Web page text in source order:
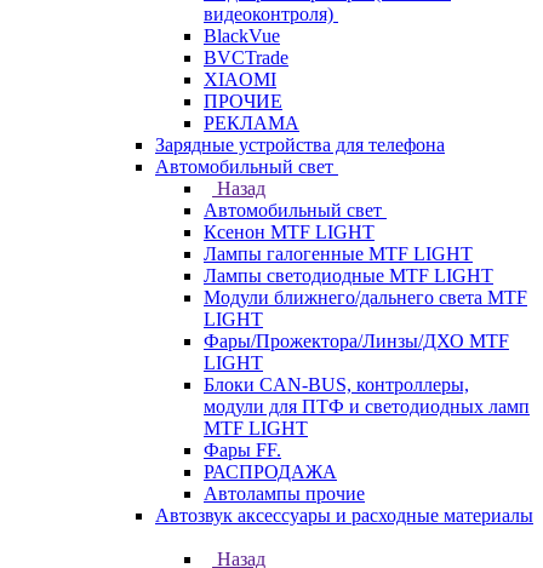
видеоконтроля)
BlackVue
BVCTrade
XIAOMI
ПРОЧИЕ
РЕКЛАМА
Зарядные устройства для телефона
Автомобильный свет
Назад
Автомобильный свет
Ксенон MTF LIGHT
Лампы галогенные MTF LIGHT
Лампы светодиодные MTF LIGHT
Модули ближнего/дальнего света MTF
LIGHT
Фары/Прожектора/Линзы/ДХО MTF
LIGHT
Блоки CAN-BUS, контроллеры,
модули для ПТФ и светодиодных ламп
MTF LIGHT
Фары FF.
РАСПРОДАЖА
Автолампы прочие
Автозвук аксессуары и расходные материалы
Назад